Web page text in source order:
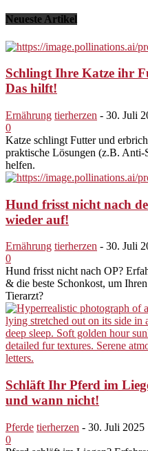
Neueste Artikel
Schlingt Ihre Katze ihr
Das hilft!
Ernährung tierherzen - 30. Juli
0
Katze schlingt Futter und
praktische Lösungen (z.B.
helfen.
Hund frisst nicht nach
wieder auf!
Ernährung tierherzen - 30. Juli
0
Hund frisst nicht nach OP?
& die beste Schonkost, um
Tierarzt?
Schläft Ihr Pferd im
und wann nicht!
Pferde tierherzen - 30. Juli 2025
0